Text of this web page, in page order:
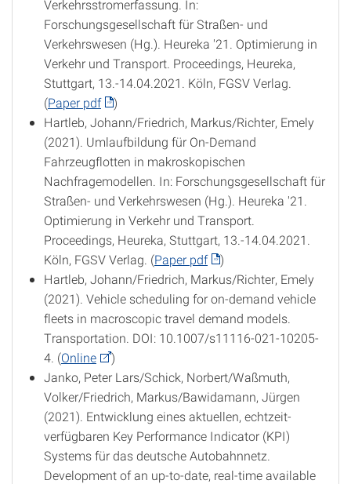
Verkehrsstromerfassung. In:
Forschungsgesellschaft für Straßen- und
Verkehrswesen (Hg.). Heureka '21. Optimierung in
Verkehr und Transport. Proceedings, Heureka,
Stuttgart, 13.-14.04.2021. Köln, FGSV Verlag.
(Paper pdf
)
Hartleb, Johann/Friedrich, Markus/Richter, Emely
(2021). Umlaufbildung für On-Demand
Fahrzeugflotten in makroskopischen
Nachfragemodellen. In: Forschungsgesellschaft für
Straßen- und Verkehrswesen (Hg.). Heureka '21.
Optimierung in Verkehr und Transport.
Proceedings, Heureka, Stuttgart, 13.-14.04.2021.
Köln, FGSV Verlag. (Paper pdf
)
Hartleb, Johann/Friedrich, Markus/Richter, Emely
(2021). Vehicle scheduling for on-demand vehicle
fleets in macroscopic travel demand models.
Transportation. DOI: 10.1007/s11116-021-10205-
4. (Online
)
Janko, Peter Lars/Schick, Norbert/Waßmuth,
Volker/Friedrich, Markus/Bawidamann, Jürgen
(2021). Entwicklung eines aktuellen, echtzeit-
verfügbaren Key Performance Indicator (KPI)
Systems für das deutsche Autobahnnetz.
Development of an up-to-date, real-time available